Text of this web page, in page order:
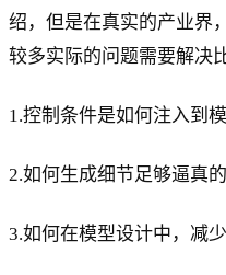
绍，但是在真实的产业界
较多实际的问题需要解决
1.控制条件是如何注入到
2.如何生成细节足够逼真
3.如何在模型设计中，减